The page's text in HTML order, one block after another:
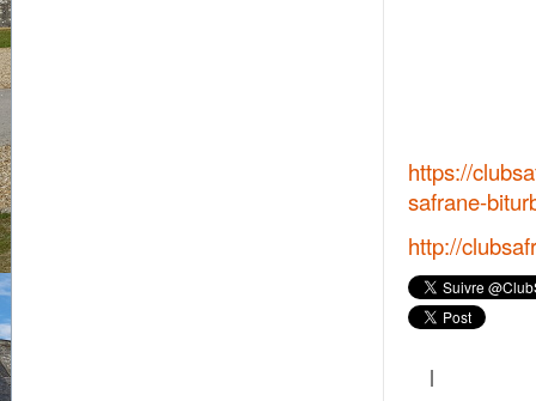
https://
safrane-
http://
l